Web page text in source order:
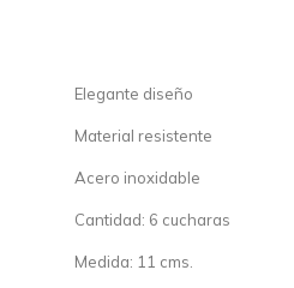
Elegante diseño
Material resistente
Acero inoxidable
Cantidad: 6 cucharas
Medida: 11 cms.